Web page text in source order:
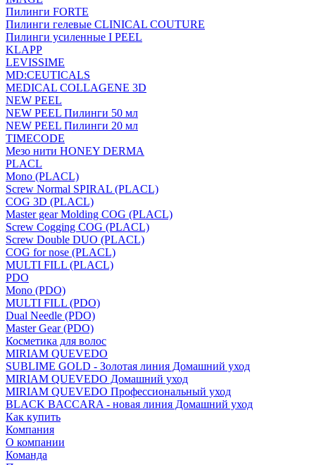
Пилинги FORTE
Пилинги гелевые CLINICAL COUTURE
Пилинги усиленные I PEEL
KLAPP
LEVISSIME
MD:CEUTICALS
MEDICAL COLLAGENE 3D
NEW PEEL
NEW PEEL Пилинги 50 мл
NEW PEEL Пилинги 20 мл
TIMECODE
Мезо нити HONEY DERMA
PLACL
Mono (PLACL)
Screw Normal SPIRAL (PLACL)
COG 3D (PLACL)
Master gear Molding COG (PLACL)
Screw Cogging COG (PLACL)
Screw Double DUO (PLACL)
COG for nose (PLACL)
MULTI FILL (PLACL)
PDO
Mono (PDO)
MULTI FILL (PDO)
Dual Needle (PDO)
Master Gear (PDO)
Косметика для волос
MIRIAM QUEVEDO
SUBLIME GOLD - Золотая линия Домашний уход
MIRIAM QUEVEDO Домашний уход
MIRIAM QUEVEDO Профессиональный уход
BLACK BACCARA - новая линия Домашний уход
Как купить
Компания
О компании
Команда